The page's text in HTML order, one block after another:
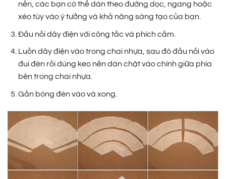
nến, các bạn có thể dán theo đường dọc, ngang hoặc
xéo tùy vào ý tưởng và khả năng sáng tạo của bạn.
Đấu nối dây điện với công tắc và phích cắm.
Luồn dây điện vào trong chai nhựa, sau đó đấu nối vào
đui đèn rồi dùng keo nến dán chặt vào chính giữa phía
bên trong chai nhựa.
Gắn bóng đèn vào và xong.